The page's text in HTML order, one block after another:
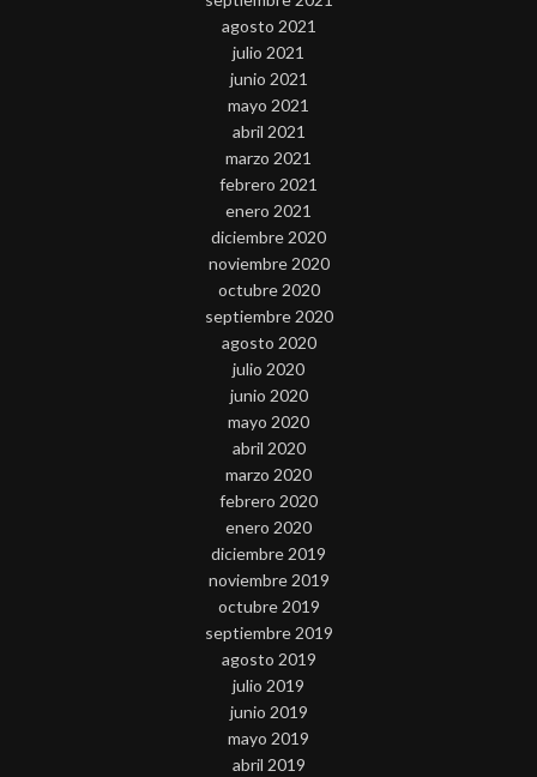
agosto 2021
julio 2021
junio 2021
mayo 2021
abril 2021
marzo 2021
febrero 2021
enero 2021
diciembre 2020
noviembre 2020
octubre 2020
septiembre 2020
agosto 2020
julio 2020
junio 2020
mayo 2020
abril 2020
marzo 2020
febrero 2020
enero 2020
diciembre 2019
noviembre 2019
octubre 2019
septiembre 2019
agosto 2019
julio 2019
junio 2019
mayo 2019
abril 2019